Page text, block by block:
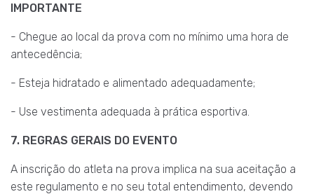
IMPORTANTE
- Chegue ao local da prova com no mínimo uma hora de
antecedência;
- Esteja hidratado e alimentado adequadamente;
- Use vestimenta adequada à prática esportiva.
7. REGRAS GERAIS DO EVENTO
A inscrição do atleta na prova implica na sua aceitação a
este regulamento e no seu total entendimento, devendo